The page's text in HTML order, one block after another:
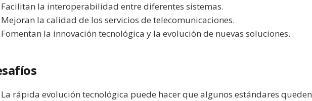
Facilitan la interoperabilidad entre diferentes sistemas.
Mejoran la calidad de los servicios de telecomunicaciones.
Fomentan la innovación tecnológica y la evolución de nuevas soluciones.
La rápida evolución tecnológica puede hacer que algunos estándares queden